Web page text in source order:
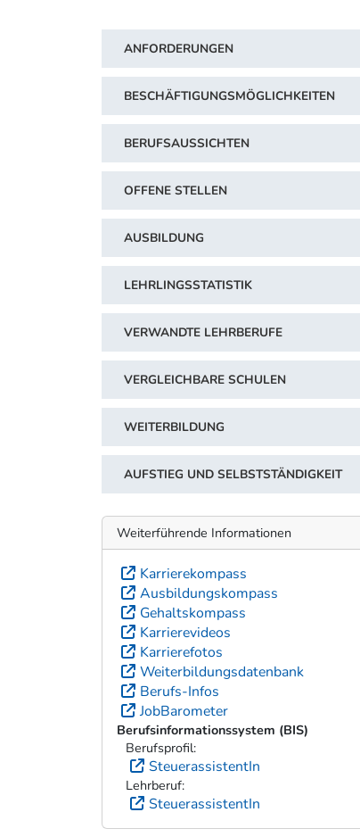
ANFORDERUNGEN
BESCHÄFTIGUNGSMÖGLICHKEITEN
BERUFSAUSSICHTEN
OFFENE STELLEN
AUSBILDUNG
LEHRLINGSSTATISTIK
VERWANDTE LEHRBERUFE
VERGLEICHBARE SCHULEN
WEITERBILDUNG
AUFSTIEG UND SELBSTSTÄNDIGKEIT
Weiterführende Informationen
Karrierekompass
Ausbildungskompass
Gehaltskompass
Karrierevideos
Karrierefotos
Weiterbildungsdatenbank
Berufs-Infos
JobBarometer
Berufsinformationssystem (BIS)
Berufsprofil:
SteuerassistentIn
Lehrberuf:
SteuerassistentIn